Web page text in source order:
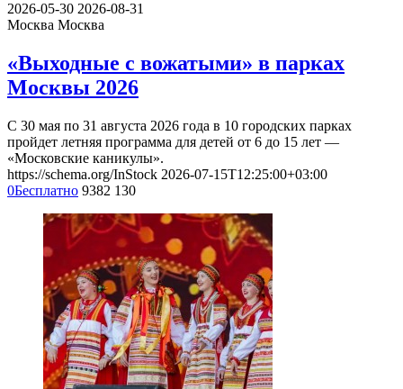
2026-05-30 2026-08-31
Москва Москва
«Выходные с вожатыми» в парках
Москвы 2026
С 30 мая по 31 августа 2026 года в 10 городских парках
пройдет летняя программа для детей от 6 до 15 лет —
«Московские каникулы».
https://schema.org/InStock 2026-07-15T12:25:00+03:00
0Бесплатно 9382 130